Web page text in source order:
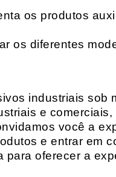
os produtos
os diferentes
industriais sob
e
você a
e entrar em
oferecer a